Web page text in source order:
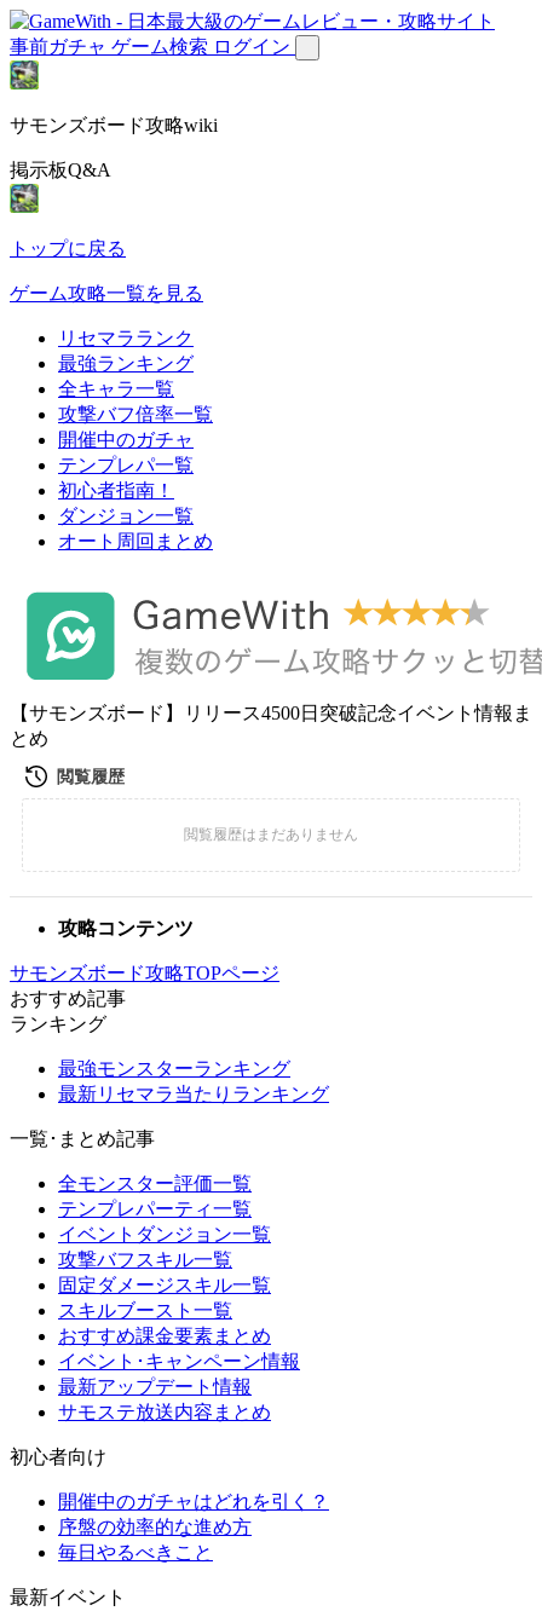
事前ガチャ ゲーム検索 ログイン
サモンズボード攻略wiki
掲示板Q&A
トップに戻る
ゲーム攻略一覧を見る
リセマラランク
最強ランキング
全キャラ一覧
攻撃バフ倍率一覧
開催中のガチャ
テンプレパ一覧
初心者指南！
ダンジョン一覧
オート周回まとめ
【サモンズボード】リリース4500日突破記念イベント情報ま
とめ
攻略コンテンツ
サモンズボード攻略TOPページ
おすすめ記事
ランキング
最強モンスターランキング
最新リセマラ当たりランキング
一覧･まとめ記事
全モンスター評価一覧
テンプレパーティ一覧
イベントダンジョン一覧
攻撃バフスキル一覧
固定ダメージスキル一覧
スキルブースト一覧
おすすめ課金要素まとめ
イベント･キャンペーン情報
最新アップデート情報
サモステ放送内容まとめ
初心者向け
開催中のガチャはどれを引く？
序盤の効率的な進め方
毎日やるべきこと
最新イベント